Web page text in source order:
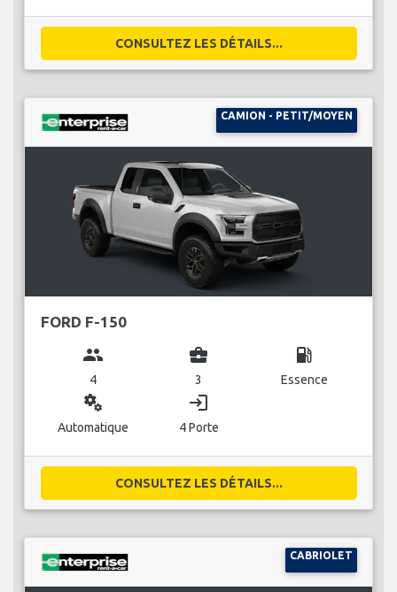
CONSULTEZ LES DÉTAILS...
CAMION - PETIT/MOYEN
FORD F-150
group
4
business_center
3
local_gas_station
Essence
miscellaneous_services
Automatique
login
4 Porte
CONSULTEZ LES DÉTAILS...
CABRIOLET